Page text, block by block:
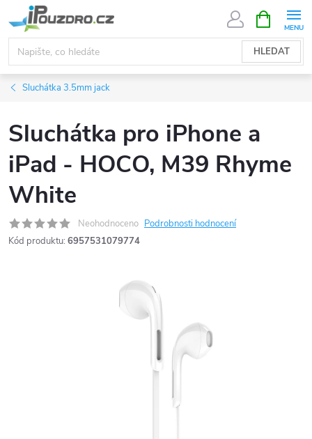
na
obsah
HLEDAT
NÁKUPNÍ
KOŠÍK
Sluchátka 3.5mm jack
Sluchátka pro iPhone a
iPad - HOCO, M39 Rhyme
White
Neohodnoceno Podrobnosti hodnocení
Kód produktu: 6957531079774